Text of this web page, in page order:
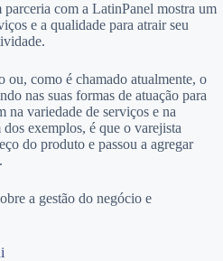
com a LatinPanel mostra um
e a qualidade para atrair seu
ou, como é chamado atualmente, o
nas suas formas de atuação para
na variedade de serviços e na
exemplos, é que o varejista
do produto e passou a agregar
a gestão do negócio e